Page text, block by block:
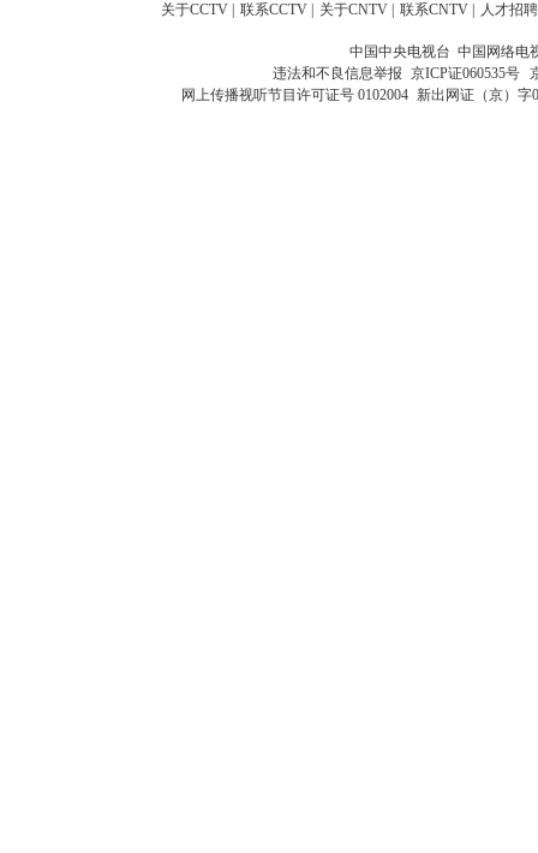
关于CCTV 联系CCTV 关于CNTV 联系CNTV 人才招聘
中国中央电视台 中国网络电
违法和不良信息举报 京ICP证060535号
网上传播视听节目许可证号 0102004 新出网证（京）